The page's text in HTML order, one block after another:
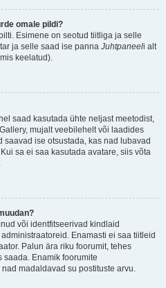
omale pildi?
Esimene on seotud tiitliga ja selle
ja selle saad ise panna Juhtpaneeli alt
keelatud).
saad kasutada ühte neljast meetodist,
mujalt veebilehelt või laadides
ise otsustada, kas nad lubavad
sa ei saa kasutada avatare, siis võta
või identfitseerivad kindlaid
Enamasti ei saa tiitleid
Palun ära riku foorumit, tehes
saada. Enamik foorumite
madaldavad su postituste arvu.